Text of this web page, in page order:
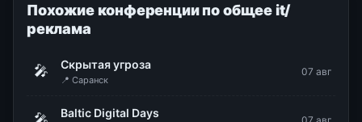
Похожие конференции по общее it/
реклама
🎤 Скрытая угроза
📍 Саранск
07 авг
Baltic Digital Days